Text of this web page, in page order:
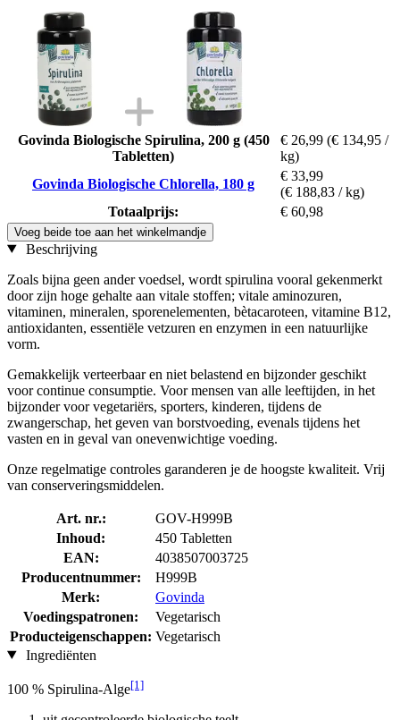
Govinda Biologische Spirulina, 200 g (450
Tabletten)
€ 26,99 (€ 134,95 /
kg)
Govinda Biologische Chlorella, 180 g
€ 33,99
(€ 188,83 / kg)
Totaalprijs:
€ 60,98
Voeg beide toe aan het winkelmandje
Beschrijving
Zoals bijna geen ander voedsel, wordt spirulina vooral gekenmerkt
door zijn hoge gehalte aan vitale stoffen; vitale aminozuren,
vitaminen, mineralen, sporenelementen, bètacaroteen, vitamine B12,
antioxidanten, essentiële vetzuren en enzymen in een natuurlijke
vorm.
Gemakkelijk verteerbaar en niet belastend en bijzonder geschikt
voor continue consumptie. Voor mensen van alle leeftijden, in het
bijzonder voor vegetariërs, sporters, kinderen, tijdens de
zwangerschap, het geven van borstvoeding, evenals tijdens het
vasten en in geval van onevenwichtige voeding.
Onze regelmatige controles garanderen je de hoogste kwaliteit. Vrij
van conserveringsmiddelen.
Art. nr.:
GOV-H999B
Inhoud:
450 Tabletten
EAN:
4038507003725
Producentnummer:
H999B
Merk:
Govinda
Voedingspatronen:
Vegetarisch
Producteigenschappen: Vegetarisch
Ingrediënten
100 % Spirulina-Alge[1]